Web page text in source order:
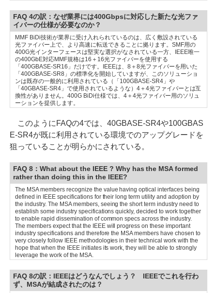
FAQ 4の訳：なぜ業界には400Gbpsに対応した新たな光ファ
イバーの仕様が必要なのか？
MMF BiDi技術が業界に受け入れられているのは、広く敷設されている
光ファイバー上で、より高速に転送できることに拠ります。SMF用の
400G光インターフェースは堅実な選択がなされている一方、IEEE唯一
の400GbE対応MMF規格は16＋16光ファイバーを使用する
「400GBASE-SR16」だけです。IEEEは、8＋8光ファイバーを用いた
「400GBASE-SR8」の標準化を開始していますが、このソリューショ
ンは既存の一般的に利用されている（「100GBASE-SR4」や
「40GBASE-SR4」で使用されているような）4＋4光ファイバーとは互
換性がありません。400G BiDi仕様では、4＋4光ファイバー用のソリュ
ーションを提供します。
このようにFAQの4では、40GBASE-SR4や100GBAS
E-SR4が既に利用されている環境でのアップグレードを
狙っていることが明らかにされている。
FAQ 8：What about the IEEE ? Why has the MSA formed
rather than doing this in the IEEE?
The MSA members recognize the value having optical interfaces being
defined in IEEE specifications for their long term utility and adoption by
the industry. The MSA members, seeing the short term industry need to
establish some industry specifications quickly, decided to work together
to enable rapid dissemination of common specs across the industry.
The members expect that the IEEE will progress on these important
industry specifications and therefore the MSA members have chosen to
very closely follow IEEE methodologies in their technical work with the
hope that when the IEEE initiates its work, they will be able to strongly
leverage the work of the MSA.
FAQ 8の訳：IEEEはどうなんでしょう？ IEEEでこれを行わ
ず、MSAが結成されたのは？